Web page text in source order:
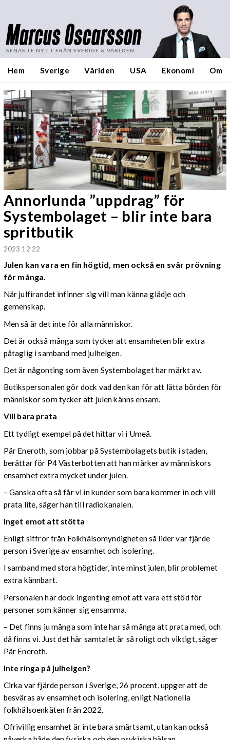
Marcus Oscarsson
SENASTE NYTT FRÅN SVERIGE & VÄRLDEN
Hem Sverige Världen USA Ekonomi Om
Annorlunda ”uppdrag” för
Systembolaget – blir inte bara
spritbutik
2023 12 22
Julen kan vara en fin högtid, men också en svår prövning
för många.
När julfirandet infinner sig vill man känna glädje och
gemenskap.
Men så är det inte för alla människor.
Det är också många som tycker att ensamheten blir extra
påtaglig i samband med julhelgen.
Det är någonting som även Systembolaget har märkt av.
Butikspersonalen gör dock vad den kan för att lätta börden för
människor som tycker att julen känns ensam.
Vill bara prata
Ett tydligt exempel på det hittar vi i Umeå.
Pär Eneroth, som jobbar på Systembolagets butik i staden,
berättar för P4 Västerbotten att han märker av människors
ensamhet extra mycket under julen.
– Ganska ofta så får vi in kunder som bara kommer in och vill
prata lite, säger han till radiokanalen.
Inget emot att stötta
Enligt siffror från Folkhälsomyndigheten så lider var fjärde
person i Sverige av ensamhet och isolering.
I samband med stora högtider, inte minst julen, blir problemet
extra kännbart.
Personalen har dock ingenting emot att vara ett stöd för
personer som känner sig ensamma.
– Det finns ju många som inte har så många att prata med, och
då finns vi. Just det här samtalet är så roligt och viktigt, säger
Pär Eneroth.
Inte ringa på julhelgen?
Cirka var fjärde person i Sverige, 26 procent, uppger att de
besväras av ensamhet och isolering, enligt Nationella
folkhälsoenkäten från 2022.
Ofrivillig ensamhet är inte bara smärtsamt, utan kan också